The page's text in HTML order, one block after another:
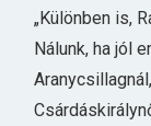
„Különben is,
Nálunk, ha jól